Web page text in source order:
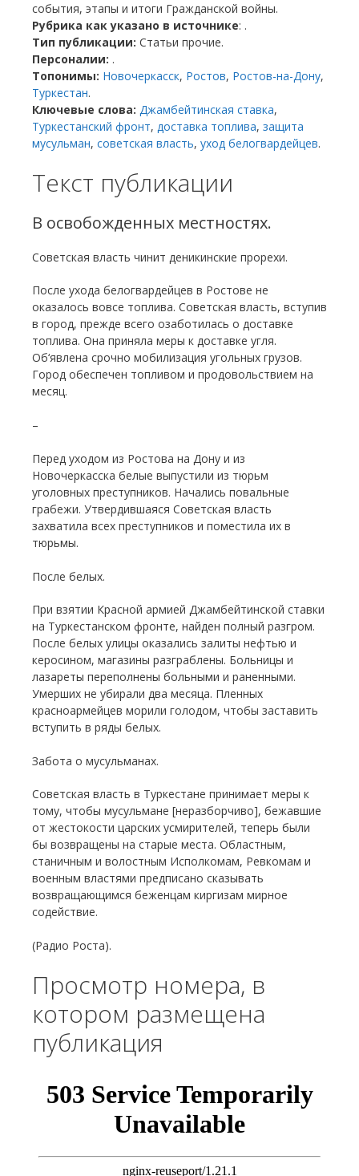
события, этапы и итоги Гражданской войны.
Рубрика как указано в источнике: .
Тип публикации: Статьи прочие.
Персоналии: .
Топонимы: Новочеркасск, Ростов, Ростов-на-Дону,
Туркестан.
Ключевые слова: Джамбейтинская ставка,
Туркестанский фронт, доставка топлива, защита
мусульман, советская власть, уход белогвардейцев.
Текст публикации
В освобожденных местностях.
Советская власть чинит деникинские прорехи.
После ухода белогвардейцев в Ростове не
оказалось вовсе топлива. Советская власть, вступив
в город, прежде всего озаботилась о доставке
топлива. Она приняла меры к доставке угля.
Об‘явлена срочно мобилизация угольных грузов.
Город обеспечен топливом и продовольствием на
месяц.
–
Перед уходом из Ростова на Дону и из
Новочеркасска белые выпустили из тюрьм
уголовных преступников. Начались повальные
грабежи. Утвердившаяся Советская власть
захватила всех преступников и поместила их в
тюрьмы.
После белых.
При взятии Красной армией Джамбейтинской ставки
на Туркестанском фронте, найден полный разгром.
После белых улицы оказались залиты нефтью и
керосином, магазины разграблены. Больницы и
лазареты переполнены больными и раненными.
Умерших не убирали два месяца. Пленных
красноармейцев морили голодом, чтобы заставить
вступить в ряды белых.
Забота о мусульманах.
Советская власть в Туркестане принимает меры к
тому, чтобы мусульмане [неразборчиво], бежавшие
от жестокости царских усмирителей, теперь были
бы возвращены на старые места. Областным,
станичным и волостным Исполкомам, Ревкомам и
военным властями предписано сказывать
возвращающимся беженцам киргизам мирное
содействие.
(Радио Роста).
Просмотр номера, в
котором размещена
публикация